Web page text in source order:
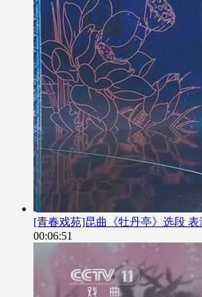
[青春戏苑]昆曲《牡丹亭》选段 表
00:06:51